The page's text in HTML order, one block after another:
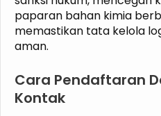
paparan bahan kimia
memastikan tata kelola
aman.
Cara Pendaftaran
Kontak